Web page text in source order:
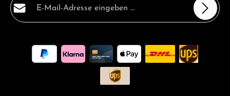
Ich habe die
Datenschutzbestimmungen
zur Kenntnis
genommen und dieAGBgelesen und bin mit ihnen
Pflichtfelder.